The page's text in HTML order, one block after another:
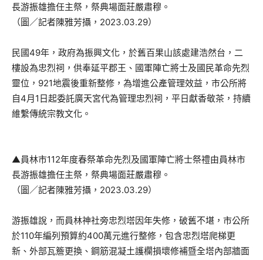
長游振雄擔任主祭，祭典場面莊嚴肅穆。
（圖／記者陳雅芳攝，2023.03.29）
民國49年，政府為振興文化，於舊百果山該處建浩然台，二
樓設為忠烈祠，供奉延平郡王、國軍陣亡將士及國民革命先烈
靈位，921地震後重新整修，為增進公產管理效益，市公所將
自4月1日起委託廣天宮代為管理忠烈祠，平日獻香敬茶，持續
維繫傳統宗教文化。
▲員林市112年度春祭革命先烈及國軍陣亡將士祭禮由員林市
長游振雄擔任主祭，祭典場面莊嚴肅穆。
（圖／記者陳雅芳攝，2023.03.29）
游振雄說，而員林神社旁忠烈塔因年失修，破舊不堪，市公所
於110年編列預算約400萬元進行整修，包含忠烈塔爬梯更
新、外部瓦簷更換、鋼筋混凝土護欄損壞修補暨全塔內部牆面